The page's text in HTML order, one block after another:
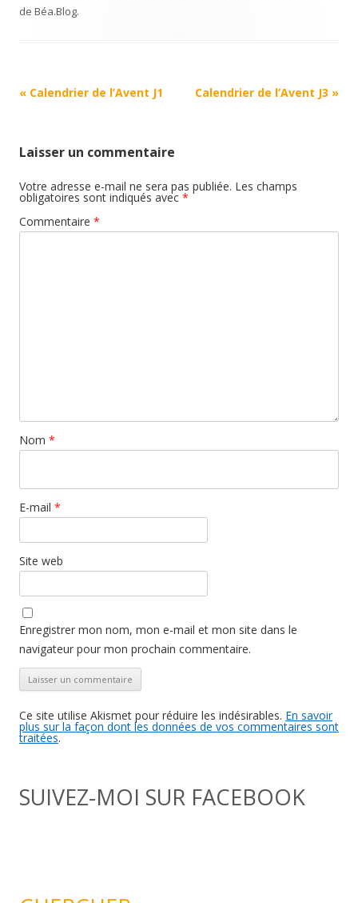
de Béa.Blog.
Navigation
« Calendrier de l’Avent J1 Calendrier de l’Avent J3 »
Laisser un commentaire
Votre adresse e-mail ne sera pas publiée. Les champs
obligatoires sont indiqués avec *
Commentaire *
Nom *
E-mail *
Site web
Enregistrer mon nom, mon e-mail et mon site dans le
navigateur pour mon prochain commentaire.
Ce site utilise Akismet pour réduire les indésirables. En savoir
plus sur la façon dont les données de vos commentaires sont
traitées.
SUIVEZ-MOI SUR FACEBOOK